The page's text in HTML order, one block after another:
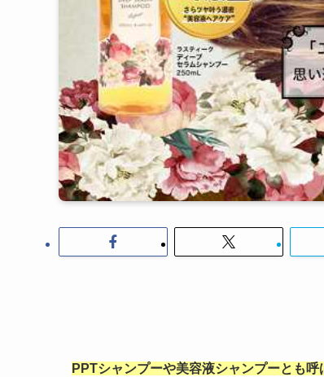
PPTシャンプーや美容液シャンプーとも